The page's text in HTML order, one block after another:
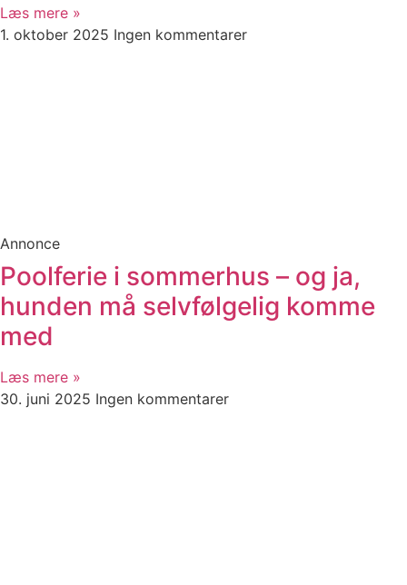
Læs mere »
1. oktober 2025 Ingen kommentarer
Annonce
Poolferie i sommerhus – og ja,
hunden må selvfølgelig komme
med
Læs mere »
30. juni 2025 Ingen kommentarer